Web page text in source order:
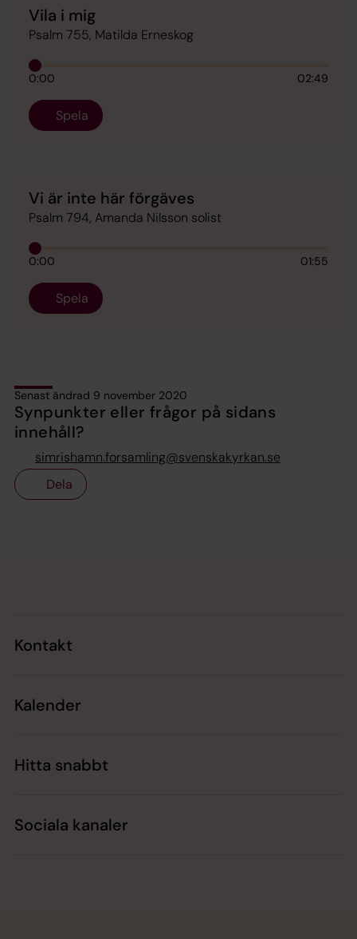
Vila i mig
Psalm 755, Matilda Erneskog
0:00 02:49
Spela
Vi är inte här förgäves
Psalm 794, Amanda Nilsson solist
0:00 01:55
Spela
Senast ändrad 9 november 2020
Synpunkter eller frågor på sidans
innehåll?
simrishamn.forsamling@svenskakyrkan.se
Dela
Kontakt
Kalender
Hitta snabbt
Sociala kanaler